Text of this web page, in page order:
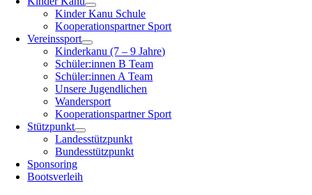
Kinder Kanu Schule
Kooperationspartner Sport
Vereinssport
Kinderkanu (7 – 9 Jahre)
Schüler:innen B Team
Schüler:innen A Team
Unsere Jugendlichen
Wandersport
Kooperationspartner Sport
Stützpunkt
Landesstützpunkt
Bundesstützpunkt
Sponsoring
Bootsverleih